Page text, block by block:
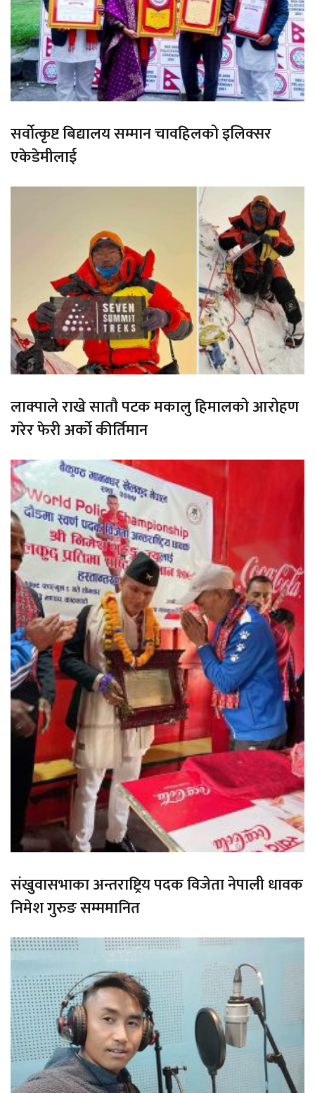
सर्वोत्कृष्ट बिद्यालय सम्मान चावहिलको इलिक्सर
एकेडेमीलाई
लाक्पाले राखे सातौ पटक मकालु हिमालको आरोहण
गरेर फेरी अर्को कीर्तिमान
संखुवासभाका अन्तराष्ट्रिय पदक विजेता नेपाली धावक
निमेश गुरुङ सम्ममानित